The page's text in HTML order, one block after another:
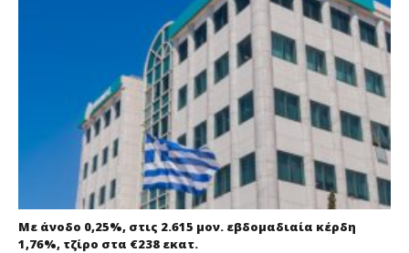
Με άνοδο 0,25%, στις 2.615 μον. εβδομαδιαία κέρδη
1,76%, τζίρο στα €238 εκατ.